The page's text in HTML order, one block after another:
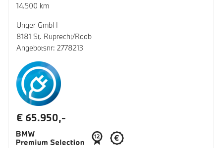
14.500 km
Unger GmbH
8181 St. Ruprecht/Raab
Angebotsnr: 2778213
€ 65.950,-